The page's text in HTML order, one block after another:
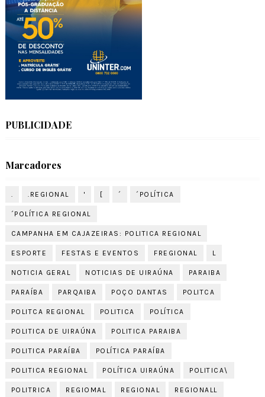
PUBLICIDADE
Marcadores
. .REGIONAL ' [ ´ ´POLÍTICA
´POLÍTICA REGIONAL
CAMPANHA EM CAJAZEIRAS: POLITICA REGIONAL
ESPORTE FESTAS E EVENTOS FREGIONAL L
NOTICIA GERAL NOTICIAS DE UIRAÚNA PARAIBA
PARAÍBA PARQAIBA POÇO DANTAS POLITCA
POLITCA REGIONAL POLITICA POLÍTICA
POLITICA DE UIRAÚNA POLITICA PARAIBA
POLITICA PARAÍBA POLÍTICA PARAÍBA
POLITICA REGIONAL POLÍTICA UIRAÚNA POLITICA\
POLITRICA REGIOMAL REGIONAL REGIONALL